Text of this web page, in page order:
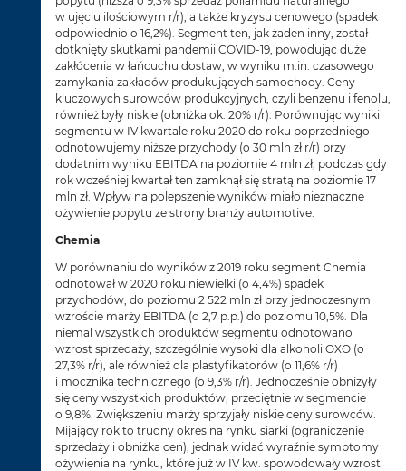
w ujęciu ilościowym r/r), a także kryzysu cenowego (spadek
odpowiednio o 16,2%). Segment ten, jak żaden inny, został
dotknięty skutkami pandemii COVID-19, powodując duże
zakłócenia w łańcuchu dostaw, w wyniku m.in. czasowego
zamykania zakładów produkujących samochody. Ceny
kluczowych surowców produkcyjnych, czyli benzenu i fenolu,
również były niskie (obniżka ok. 20% r/r). Porównując wyniki
segmentu w IV kwartale roku 2020 do roku poprzedniego
odnotowujemy niższe przychody (o 30 mln zł r/r) przy
dodatnim wyniku EBITDA na poziomie 4 mln zł, podczas gdy
rok wcześniej kwartał ten zamknął się stratą na poziomie 17
mln zł. Wpływ na polepszenie wyników miało nieznaczne
ożywienie popytu ze strony branży automotive.
Chemia
W porównaniu do wyników z 2019 roku segment Chemia
odnotował w 2020 roku niewielki (o 4,4%) spadek
przychodów, do poziomu 2 522 mln zł przy jednoczesnym
wzroście marży EBITDA (o 2,7 p.p.) do poziomu 10,5%. Dla
niemal wszystkich produktów segmentu odnotowano
wzrost sprzedaży, szczególnie wysoki dla alkoholi OXO (o
27,3% r/r), ale również dla plastyfikatorów (o 11,6% r/r)
i mocznika technicznego (o 9,3% r/r). Jednocześnie obniżyły
się ceny wszystkich produktów, przeciętnie w segmencie
o 9,8%. Zwiększeniu marży sprzyjały niskie ceny surowców.
Mijający rok to trudny okres na rynku siarki (ograniczenie
sprzedaży i obniżka cen), jednak widać wyraźnie symptomy
ożywienia na rynku, które już w IV kw. spowodowały wzrost